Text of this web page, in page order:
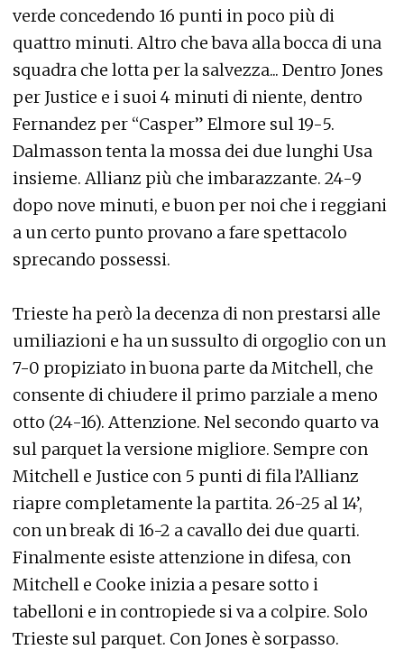
verde concedendo 16 punti in poco più di
quattro minuti. Altro che bava alla bocca di una
squadra che lotta per la salvezza... Dentro Jones
per Justice e i suoi 4 minuti di niente, dentro
Fernandez per “Casper” Elmore sul 19-5.
Dalmasson tenta la mossa dei due lunghi Usa
insieme. Allianz più che imbarazzante. 24-9
dopo nove minuti, e buon per noi che i reggiani
a un certo punto provano a fare spettacolo
sprecando possessi.
Trieste ha però la decenza di non prestarsi alle
umiliazioni e ha un sussulto di orgoglio con un
7-0 propiziato in buona parte da Mitchell, che
consente di chiudere il primo parziale a meno
otto (24-16). Attenzione. Nel secondo quarto va
sul parquet la versione migliore. Sempre con
Mitchell e Justice con 5 punti di fila l’Allianz
riapre completamente la partita. 26-25 al 14’,
con un break di 16-2 a cavallo dei due quarti.
Finalmente esiste attenzione in difesa, con
Mitchell e Cooke inizia a pesare sotto i
tabelloni e in contropiede si va a colpire. Solo
Trieste sul parquet. Con Jones è sorpasso.